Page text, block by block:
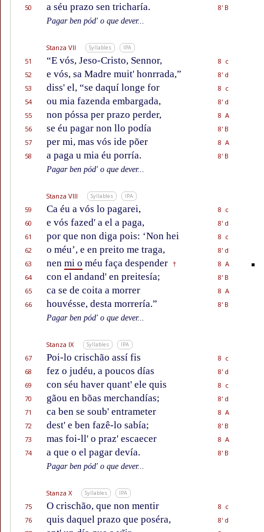
50
a séu prazo sen tricharía.
8' B
Pagar ben pód' o que dever...
Stanza VII Syllables IPA
51 “E vós, Jeso-Cristo, Sennor,
8 c
52
e vós, sa Madre muit' honrrada,”
8' d
53
diss' el, “se daquí longe for
8 c
54
ou mia fazenda embargada,
8' d
55
non póssa per prazo perder,
8 A
56
se éu pagar non llo podía
8' B
57
per mi, mas vós ide põer
8 A
58
a paga u mia éu porría.
8' B
Pagar ben pód' o que dever...
Stanza VIII Syllables IPA
59 Ca éu a vós lo pagarei,
8 c
60
e vós fazed' a el a paga,
8' d
61
por que non diga pois: ‘Non hei
8 c
62
o méu’, e en preito me traga,
8' d
63
nen mi o méu faça despender †
8 A
64
con el andand' en preitesía;
8' B
65
ca se de coita a morrer
8 A
66
houvésse, desta morrería.”
8' B
Pagar ben pód' o que dever...
Stanza IX Syllables IPA
67 Poi-lo crischão assí fis
8 c
68
fez o judéu, a poucos días
8' d
69
con séu haver quant' ele quis
8 c
70
gãou en bõas merchandías;
8' d
71
ca ben se soub' entrameter
8 A
72
dest' e ben fazê-lo sabía;
8' B
73
mas foi-ll' o praz' escaecer
8 A
74
a que o el pagar devía.
8' B
Pagar ben pód' o que dever...
Stanza X Syllables IPA
75 O crischão, que non mentir
8 c
76
quis daquel prazo que poséra,
8' d